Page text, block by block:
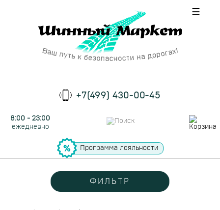
☰
+7(499) 430-00-45
8:00 - 23:00
ежедневно
Программа лояльности
ФИЛЬТР